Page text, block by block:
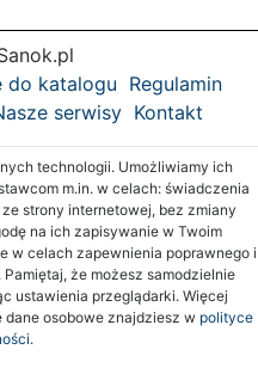
do katalogu Regulamin
serwisy Kontakt
technologii. Umożliwiamy ich
m.in. w celach: świadczenia
strony internetowej, bez zmiany
na ich zapisywanie w Twoim
w celach zapewnienia poprawnego i
że możesz samodzielnie
ustawienia przeglądarki. Więcej
osobowe znajdziesz w polityce